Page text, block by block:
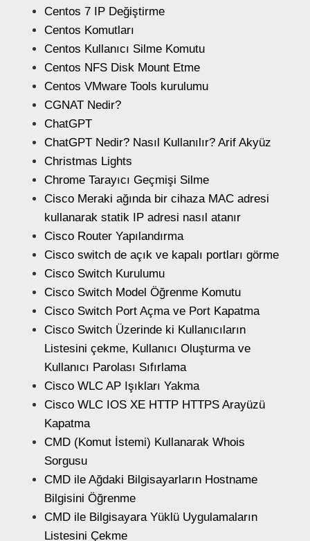
Centos 7 IP Değiştirme
Centos Komutları
Centos Kullanıcı Silme Komutu
Centos NFS Disk Mount Etme
Centos VMware Tools kurulumu
CGNAT Nedir?
ChatGPT
ChatGPT Nedir? Nasıl Kullanılır? Arif Akyüz
Christmas Lights
Chrome Tarayıcı Geçmişi Silme
Cisco Meraki ağında bir cihaza MAC adresi
kullanarak statik IP adresi nasıl atanır
Cisco Router Yapılandırma
Cisco switch de açık ve kapalı portları görme
Cisco Switch Kurulumu
Cisco Switch Model Öğrenme Komutu
Cisco Switch Port Açma ve Port Kapatma
Cisco Switch Üzerinde ki Kullanıcıların
Listesini çekme, Kullanıcı Oluşturma ve
Kullanıcı Parolası Sıfırlama
Cisco WLC AP Işıkları Yakma
Cisco WLC IOS XE HTTP HTTPS Arayüzü
Kapatma
CMD (Komut İstemi) Kullanarak Whois
Sorgusu
CMD ile Ağdaki Bilgisayarların Hostname
Bilgisini Öğrenme
CMD ile Bilgisayara Yüklü Uygulamaların
Listesini Çekme